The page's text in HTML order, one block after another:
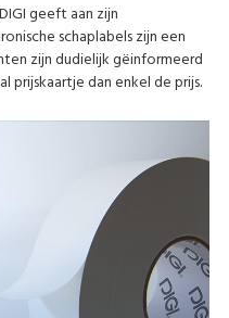
geeft aan zijn
schaplabels zijn een
zijn dudielijk gëinformeerd
dan enkel de prijs.